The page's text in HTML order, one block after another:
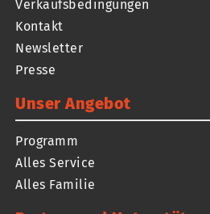
Verkaufsbedingungen
Kontakt
Newsletter
Presse
Unser Angebot
Programm
Alles Service
Alles Familie